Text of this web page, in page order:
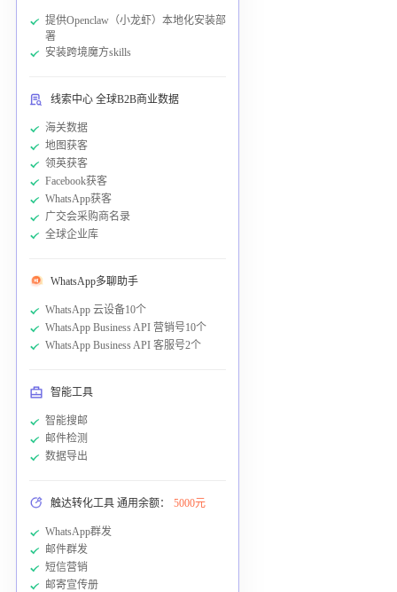
提供Openclaw（小龙虾）本地化安装部
署
安装跨境魔方skills
线索中心 全球B2B商业数据
海关数据
地图获客
领英获客
Facebook获客
WhatsApp获客
广交会采购商名录
全球企业库
WhatsApp多聊助手
WhatsApp 云设备10个
WhatsApp Business API 营销号10个
WhatsApp Business API 客服号2个
智能工具
智能搜邮
邮件检测
数据导出
触达转化工具 通用余额： 5000元
WhatsApp群发
邮件群发
短信营销
邮寄宣传册